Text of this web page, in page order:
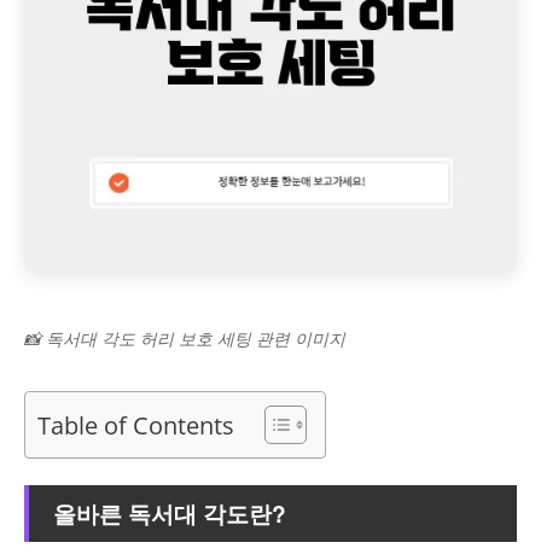
📸 독서대 각도 허리 보호 세팅 관련 이미지
Table of Contents
올바른 독서대 각도란?